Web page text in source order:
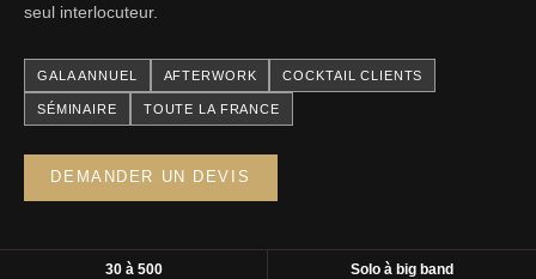
seul interlocuteur.
GALA ANNUEL AFTERWORK COCKTAIL CLIENTS
SÉMINAIRE TOUTE LA FRANCE
DEMANDER UN DEVIS
30 à 500 Solo à big band